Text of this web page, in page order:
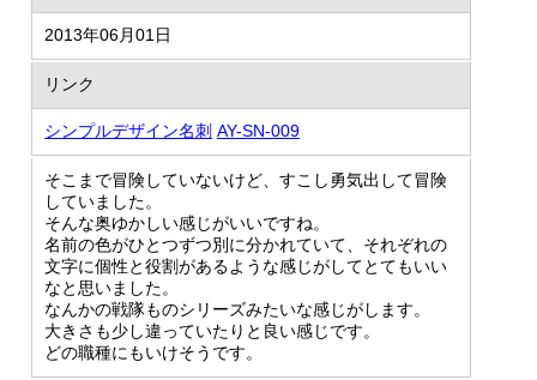
2013年06月01日
リンク
シンプルデザイン名刺 AY-SN-009
そこまで冒険していないけど、すこし勇気出して冒険
していました。
そんな奥ゆかしい感じがいいですね。
名前の色がひとつずつ別に分かれていて、それぞれの
文字に個性と役割があるような感じがしてとてもいい
なと思いました。
なんかの戦隊ものシリーズみたいな感じがします。
大きさも少し違っていたりと良い感じです。
どの職種にもいけそうです。